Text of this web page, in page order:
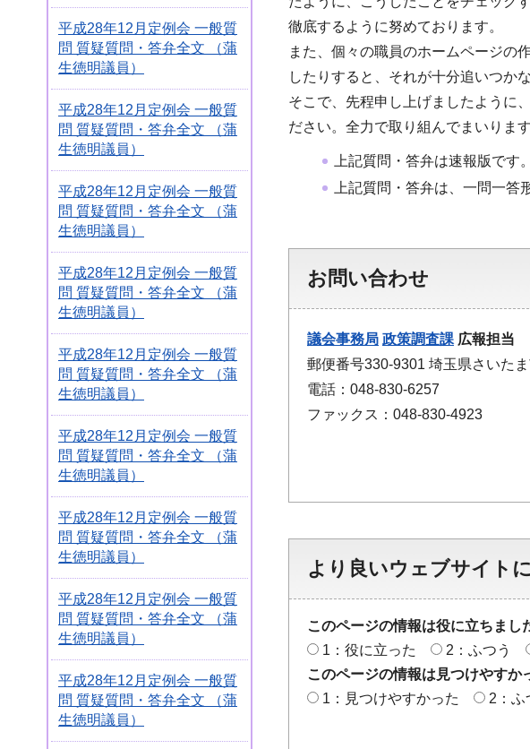
平成28年12月定例会 一般質
問 質疑質問・答弁全文 （蒲
生徳明議員）
平成28年12月定例会 一般質
問 質疑質問・答弁全文 （蒲
生徳明議員）
平成28年12月定例会 一般質
問 質疑質問・答弁全文 （蒲
生徳明議員）
平成28年12月定例会 一般質
問 質疑質問・答弁全文 （蒲
生徳明議員）
平成28年12月定例会 一般質
問 質疑質問・答弁全文 （蒲
生徳明議員）
平成28年12月定例会 一般質
問 質疑質問・答弁全文 （蒲
生徳明議員）
平成28年12月定例会 一般質
問 質疑質問・答弁全文 （蒲
生徳明議員）
平成28年12月定例会 一般質
問 質疑質問・答弁全文 （蒲
生徳明議員）
平成28年12月定例会 一般質
問 質疑質問・答弁全文 （蒲
生徳明議員）
徹底するように努めております。
また、個々の職員のホームページの
したりすると、それが十分追いつか
そこで、先程申し上げましたように
ださい。全力で取り組んでまいります
上記質問・答弁は速報版です。
上記質問・答弁は、一問一
お問い合わせ
議会事務局 政策調査課 広報担当
郵便番号330-9301 埼玉県さいた
電話：048-830-6257
ファックス：048-830-4923
より良いウェブサイト
このページの情報は役に立ちまし
1：役に立った
2：ふつう
このページの情報は見つけやすか
1：見つけやすかった
2：ふ